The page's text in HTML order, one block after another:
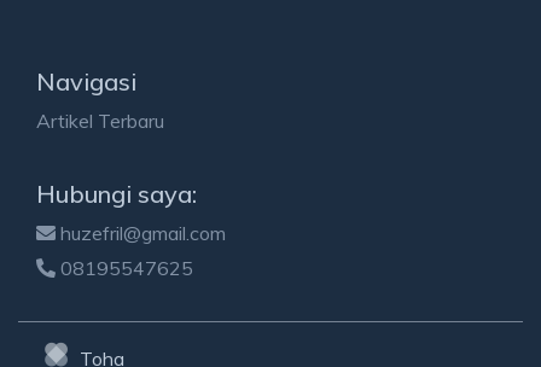
Navigasi
Artikel Terbaru
Hubungi saya:
huzefril@gmail.com
08195547625
Toha